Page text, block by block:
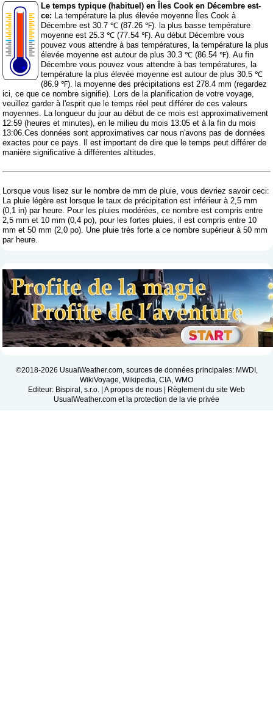
Le temps typique (habituel) en Îles Cook en Décembre est-
ce: La température la plus élevée moyenne Îles Cook à
Décembre est 30.7 ℃ (87.26 ℉). la plus basse température
moyenne est 25.3 ℃ (77.54 ℉). Au début Décembre vous
pouvez vous attendre à bas températures, la température la plus
élevée moyenne est autour de plus 30.3 ℃ (86.54 ℉). Au fin
Décembre vous pouvez vous attendre à bas températures, la
température la plus élevée moyenne est autour de plus 30.5 ℃
(86.9 ℉). la moyenne des précipitations est 278.4 mm (regardez
ici, ce que ce nombre signifie). Lors de la planification de votre voyage,
veuillez garder à l'esprit que le temps réel peut différer de ces valeurs
moyennes. La longueur du jour au début de ce mois est approximativement
12:59 (heures et minutes), en le milieu du mois 13:05 et à la fin du mois
13:06.Ces données sont approximatives car nous n'avons pas de données
exactes pour ce pays. Il est important de dire que le temps peut différer de
manière significative à différentes altitudes.
Lorsque vous lisez sur le nombre de mm de pluie, vous devriez savoir ceci:
La pluie légère est lorsque le taux de précipitation est inférieur à 2,5 mm
(0,1 in) par heure. Pour les pluies modérées, ce nombre est compris entre
2,5 mm et 10 mm (0,4 po), pour les fortes pluies, il est compris entre 10
mm et 50 mm (2,0 po). Une pluie très forte a ce nombre supérieur à 50 mm
par heure.
©2018-2026 UsualWeather.com, sources de données principales: MWDI,
WikiVoyage, Wikipedia, CIA, WMO
Editeur: Bispiral, s.r.o. | A propos de nous | Règlement du site Web
UsualWeather.com et la protection de la vie privée